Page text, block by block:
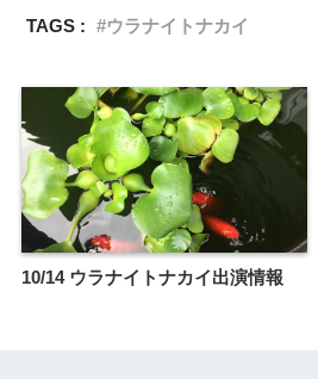
TAGS :
ウラナイトナカイ
10/14 ウラナイトナカイ出演情報